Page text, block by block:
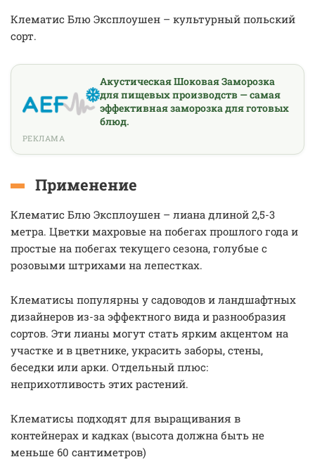
Клематис Блю Эксплоушен – культурный польский
сорт.
Акустическая Шоковая Заморозка
для пищевых производств — самая
эффективная заморозка для готовых
блюд.
РЕКЛАМА
Применение
Клематис Блю Эксплоушен – лиана длиной 2,5-3
метра. Цветки махровые на побегах прошлого года и
простые на побегах текущего сезона, голубые с
розовыми штрихами на лепестках.
Клематисы популярны у садоводов и ландшафтных
дизайнеров из-за эффектного вида и разнообразия
сортов. Эти лианы могут стать ярким акцентом на
участке и в цветнике, украсить заборы, стены,
беседки или арки. Отдельный плюс:
неприхотливость этих растений.
Клематисы подходят для выращивания в
контейнерах и кадках (высота должна быть не
меньше 60 сантиметров)